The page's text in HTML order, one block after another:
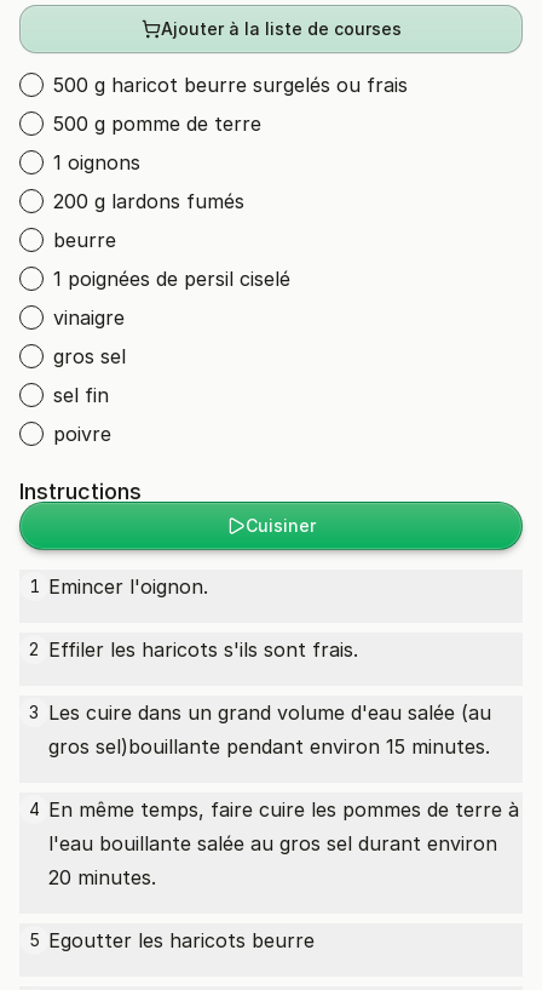
Ajouter à la liste de courses
500 g haricot beurre surgelés ou frais
500 g pomme de terre
1 oignons
200 g lardons fumés
beurre
1 poignées de persil ciselé
vinaigre
gros sel
sel fin
poivre
Instructions
Cuisiner
1 Emincer l'oignon.
2 Effiler les haricots s'ils sont frais.
3 Les cuire dans un grand volume d'eau salée (au
gros sel)bouillante pendant environ 15 minutes.
4 En même temps, faire cuire les pommes de terre à
l'eau bouillante salée au gros sel durant environ
20 minutes.
5 Egoutter les haricots beurre